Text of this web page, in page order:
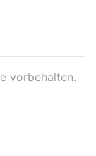
vorbehalten.